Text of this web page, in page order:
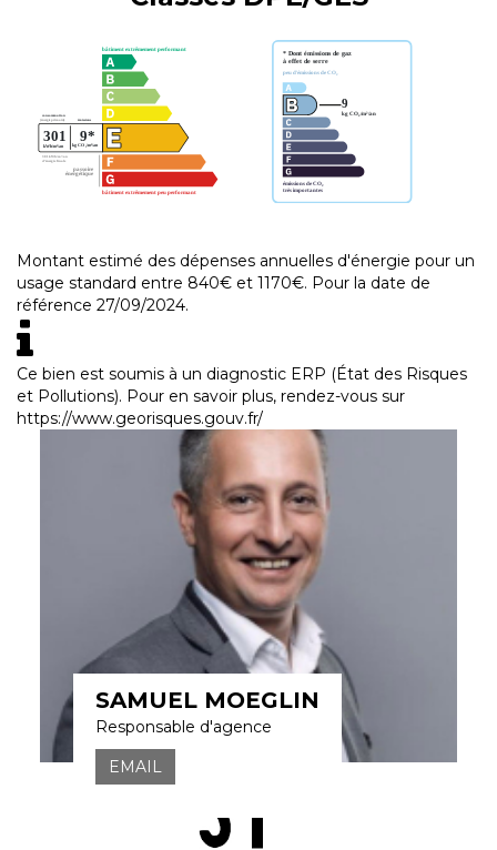
Montant estimé des dépenses annuelles d'énergie pour un
usage standard entre 840€ et 1170€. Pour la date de
référence 27/09/2024.
Ce bien est soumis à un diagnostic ERP (État des Risques
et Pollutions). Pour en savoir plus, rendez-vous sur
https://www.georisques.gouv.fr/
SAMUEL MOEGLIN
Responsable d'agence
EMAIL